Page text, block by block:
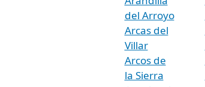
del Arroyo
Arcas del
Villar
Arcos de
la Sierra